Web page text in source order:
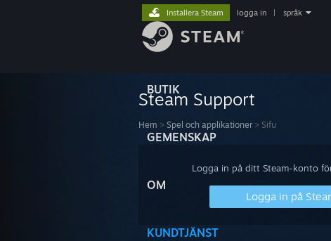
BUTIK
GEMENSKAP
OM
KUNDTJÄNST
Installera Steam logga in språk
Steam Support
Hem > Spel och applikationer > Sifu
Logga in på ditt Steam-konto
Logga in på